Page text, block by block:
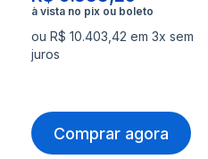
ou R$ 10.403,42 em 3x sem
juros
Comprar agora